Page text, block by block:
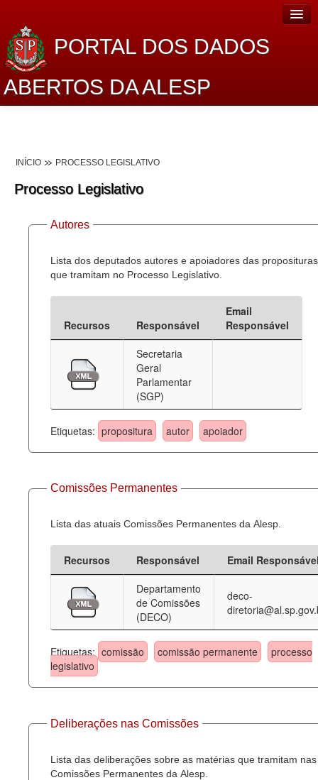
PORTAL DOS DADOS
ABERTOS DA ALESP
Lei de Acesso à Informação
Dados Governamentais Abertos
Planejamento
Catálogo de dados
Deputados Estaduais
Administração
Agenda
Perguntas frequentes
Contato
INÍCIO PROCESSO LEGISLATIVO
Processo Legislativo
Autores
Lista dos deputados autores e apoiadores das proposituras
que tramitam no Processo Legislativo.
Recursos Responsável
Email
Responsável
Secretaria
Geral
Parlamentar
(SGP)
Etiquetas: propositura autor apoiador
Comissões Permanentes
Lista das atuais Comissões Permanentes da Alesp.
Recursos Responsável
Email
Departamento
de Comissões
(DECO)
deco-
Etiquetas: comissão comissão permanente
processo
legislativo
Deliberações nas Comissões
Lista das deliberações sobre as matérias que tramitam nas
Comissões Permanentes da Alesp.